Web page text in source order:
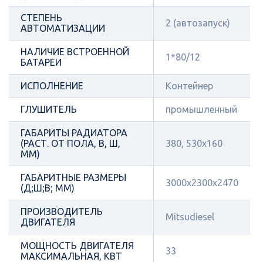
СТЕПЕНЬ
АВТОМАТИЗАЦИИ
2 (автозапуск)
НАЛИЧИЕ ВСТРОЕННОЙ
БАТАРЕИ
1*80/12
ИСПОЛНЕНИЕ Контейнер
ГЛУШИТЕЛЬ промышленный
ГАБАРИТЫ РАДИАТОРА
(РАСТ. ОТ ПОЛА, В, Ш,
ММ)
380, 530х160
ГАБАРИТНЫЕ РАЗМЕРЫ
(Д;Ш;В; ММ)
3000х2300х2470
ПРОИЗВОДИТЕЛЬ
ДВИГАТЕЛЯ
Mitsudiesel
МОЩНОСТЬ ДВИГАТЕЛЯ
МАКСИМАЛЬНАЯ, КВТ
33